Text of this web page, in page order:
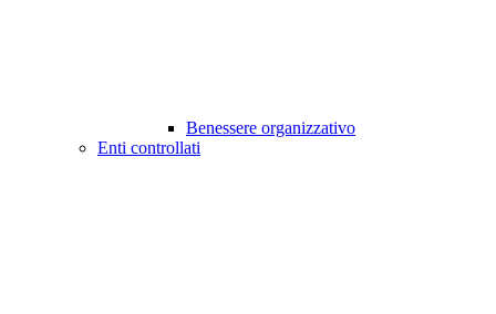
Benessere organizzativo
Enti controllati